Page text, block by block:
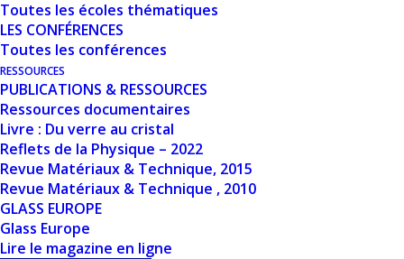
Toutes les écoles thématiques
LES CONFÉRENCES
Toutes les conférences
RESSOURCES
PUBLICATIONS & RESSOURCES
Ressources documentaires
Livre : Du verre au cristal
Reflets de la Physique – 2022
Revue Matériaux & Technique, 2015
Revue Matériaux & Technique , 2010
GLASS EUROPE
Glass Europe
Lire le magazine en ligne
LIEN PROPRIÉTÉS
PHYSIQUES –
MODÉLISATION:
APPROCHE PAR
DYNAMIQUE
MOLÉCULAIRE -
MATTHIEU